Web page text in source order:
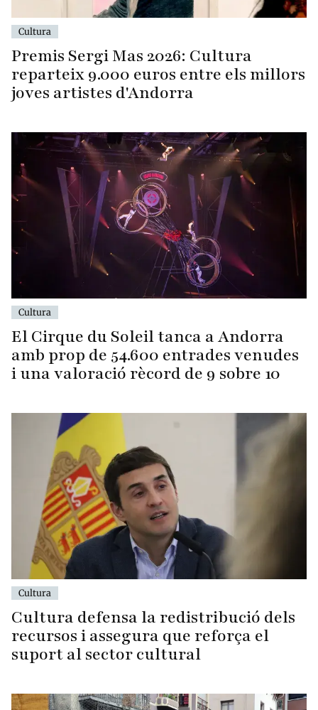
Cultura
Premis Sergi Mas 2026: Cultura
reparteix 9.000 euros entre els millors
joves artistes d'Andorra
Cultura
El Cirque du Soleil tanca a Andorra
amb prop de 54.600 entrades venudes
i una valoració rècord de 9 sobre 10
Cultura
Cultura defensa la redistribució dels
recursos i assegura que reforça el
suport al sector cultural